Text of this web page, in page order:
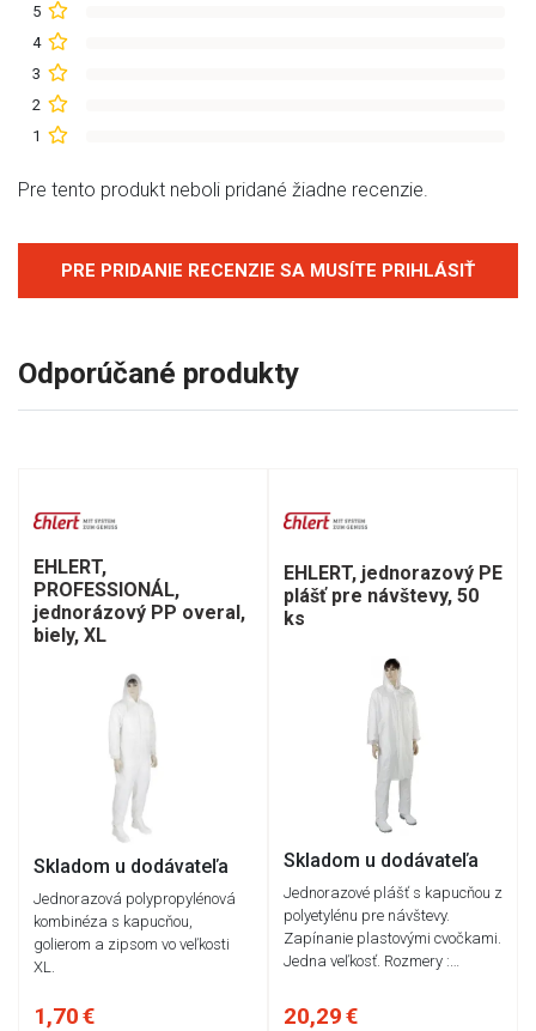
5
4
3
2
1
Pre tento produkt neboli pridané žiadne recenzie.
PRE PRIDANIE RECENZIE SA MUSÍTE PRIHLÁSIŤ
Odporúčané produkty
EHLERT,
PROFESSIONÁL,
jednorázový PP overal,
biely, XL
Skladom u dodávateľa
Jednorazová polypropylénová
kombinéza s kapucňou,
golierom a zipsom vo veľkosti
XL.
1,70 €
EHLERT, jednorazový PE
plášť pre návštevy, 50
ks
Skladom u dodávateľa
Jednorazové plášť s kapucňou z
polyetylénu pre návštevy.
Zapínanie plastovými cvočkami.
Jedna veľkosť. Rozmery :…
20,29 €